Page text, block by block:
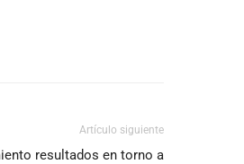
Artículo siguiente
resultados en torno a